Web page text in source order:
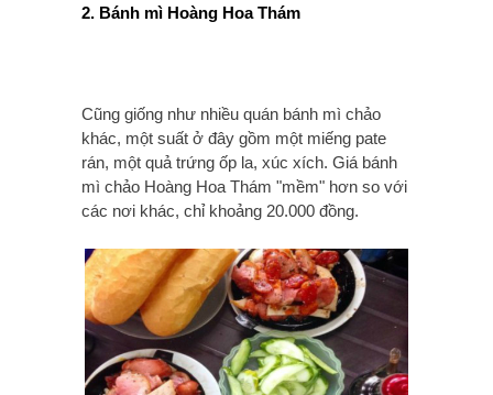
2. Bánh mì Hoàng Hoa Thám
Cũng giống như nhiều quán bánh mì chảo
khác, một suất ở đây gồm một miếng pate
rán, một quả trứng ốp la, xúc xích. Giá bánh
mì chảo Hoàng Hoa Thám "mềm" hơn so với
các nơi khác, chỉ khoảng 20.000 đồng.